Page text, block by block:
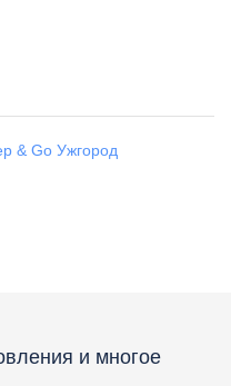
& Go Ужгород
и многое